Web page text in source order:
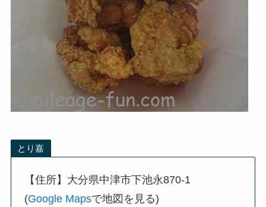
とり嘉
【住所】大分県中津市下池永870-1
(Google Mapsで地図を見る)